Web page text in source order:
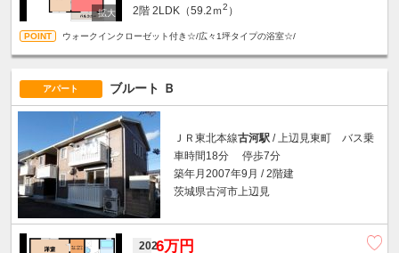
2階 2LDK（59.2ｍ2 ）
ウォークインクローゼット付き☆/広々1坪タイプの浴室☆/
アパート ブルート Ｂ
ＪＲ東北本線古河駅 / 上辺見東町 バス乗
車時間18分 停歩7分
築年月2007年9月 / 2階建
茨城県古河市上辺見
2026万円